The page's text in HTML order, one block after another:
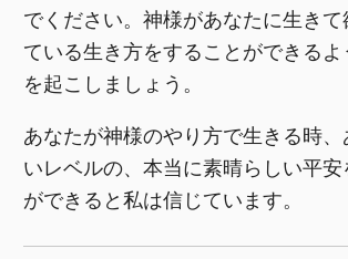
でください。神様があなたに生きて
ている生き方をすることができる
を起こしましょう。
あなたが神様のやり方で生きる時、
いレベルの、本当に素晴らしい平安
ができると私は信じています。